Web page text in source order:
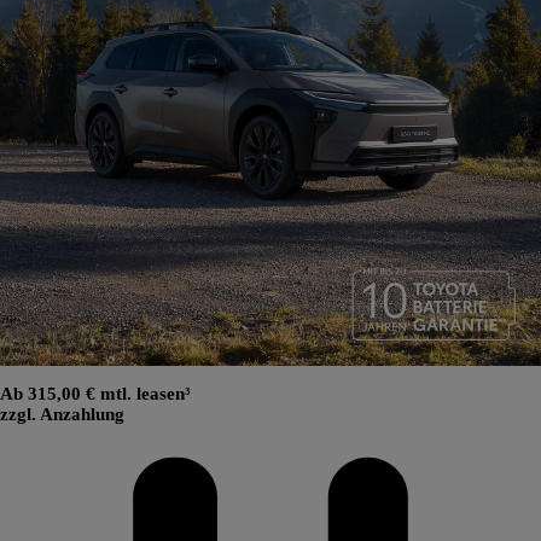
Ab 315,00 € mtl. leasen³
zzgl. Anzahlung